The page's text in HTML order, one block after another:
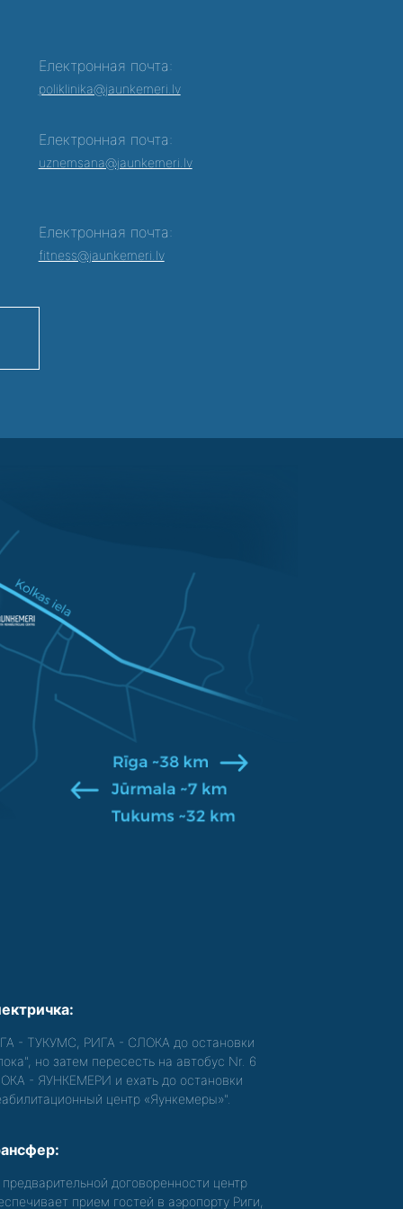
Електронная почта:
poliklinika@jaunkemeri.lv
Електронная почта:
uznemsana@jaunkemeri.lv
Електронная почта:
fitness@jaunkemeri.lv
- ТУКУМС, РИГА - СЛОКА до остановки
но затем пересесть на автобус Nr. 6
- ЯУНКЕМЕРИ и ехать до остановки
центр «Яункемеры»".
договоренности центр
прием гостей в аэропорту Риги,